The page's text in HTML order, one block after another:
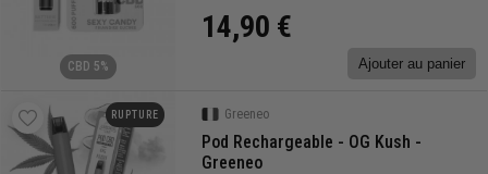
CBD 5%
14,90 €
Ajouter au panier
RUPTURE Greeneo
Pod Rechargeable - OG Kush -
Greeneo